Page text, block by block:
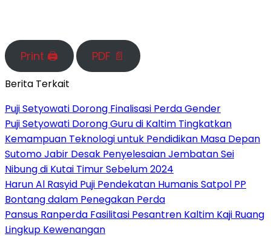
Print 🖨 PDF 📄
Berita Terkait
Puji Setyowati Dorong Finalisasi Perda Gender
Puji Setyowati Dorong Guru di Kaltim Tingkatkan
Kemampuan Teknologi untuk Pendidikan Masa Depan
Sutomo Jabir Desak Penyelesaian Jembatan Sei
Nibung di Kutai Timur Sebelum 2024
Harun Al Rasyid Puji Pendekatan Humanis Satpol PP
Bontang dalam Penegakan Perda
Pansus Ranperda Fasilitasi Pesantren Kaltim Kaji Ruang
Lingkup Kewenangan